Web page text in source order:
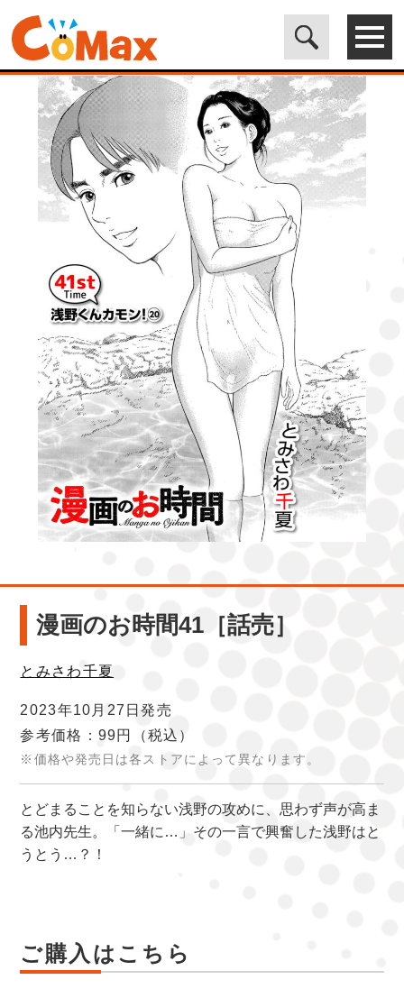
電子書籍マンガ CoMax(コマックス)公式サイト - 株式会社ICE>
ORIGINAL> 漫画のお時間41［話売］
漫画のお時間41［話売］
とみさわ千夏
2023年10月27日発売
参考価格：99円
（税込）
※価格や発売日は各ストアによって異なります。
とどまることを知らない浅野の攻めに、思わず声が高ま
る池内先生。「一緒に…」その一言で興奮した浅野はと
うとう…？！
ご購入はこちら